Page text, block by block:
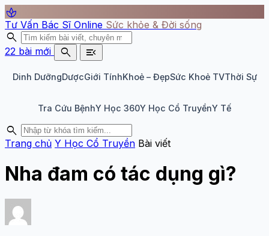
spa
Tư Vấn Bác Sĩ Online Sức khỏe & Đời sống
search
22 bài mới search menu_open
Dinh DưỡngDượcGiới TínhKhoẻ – ĐẹpSức Khoẻ TVThời Sự
Tra Cứu BệnhY Học 360Y Học Cổ TruyềnY Tế
search
Trang chủ Y Học Cổ Truyền Bài viết
Nha đam có tác dụng gì?